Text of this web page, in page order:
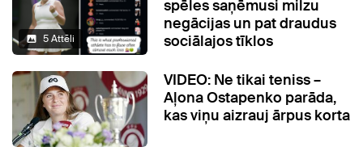
5 Attēli
spēles saņēmusi milzu
negācijas un pat draudus
sociālajos tīklos
VIDEO: Ne tikai teniss –
Aļona Ostapenko parāda,
kas viņu aizrauj ārpus korta